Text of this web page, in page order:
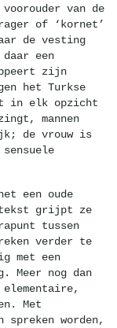
van de
of ‘kornet’
de vesting
een
zijn
het Turkse
in elk opzicht
mannen
de vrouw is
een oude
grijpt ze
tussen
verder te
met een
Meer nog dan
elementaire,
Met
worden,